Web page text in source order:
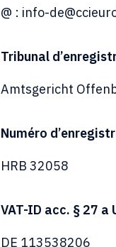
@ : info-
Tribunal
Amtsgericht
Numéro
HRB 32058
VAT-ID acc. § 27
DE 113538206